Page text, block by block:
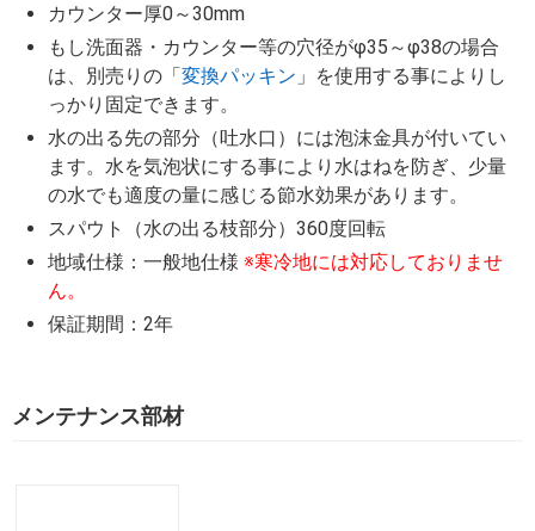
カウンター厚0～30mm
もし洗面器・カウンター等の穴径がφ35～φ38の場合
は、別売りの「 変換パッキン 」を使用する事によりし
っかり固定できます。
水の出る先の部分（吐水口）には泡沫金具が付いてい
ます。水を気泡状にする事により水はねを防ぎ、少量
の水でも適度の量に感じる節水効果があります。
スパウト（水の出る枝部分）360度回転
地域仕様：一般地仕様 ※寒冷地には対応しておりませ
ん。
保証期間：2年
メンテナンス部材